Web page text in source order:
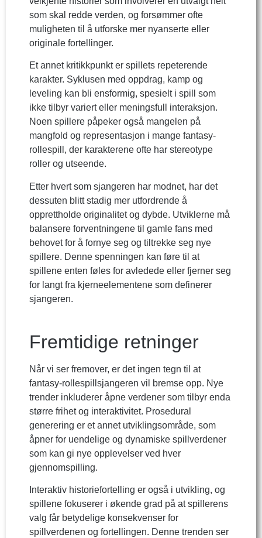
som skal redde verden, og forsømmer ofte
muligheten til å utforske mer nyanserte eller
originale fortellinger.
Et annet kritikkpunkt er spillets repeterende
karakter. Syklusen med oppdrag, kamp og
leveling kan bli ensformig, spesielt i spill som
ikke tilbyr variert eller meningsfull interaksjon.
Noen spillere påpeker også mangelen på
mangfold og representasjon i mange fantasy-
rollespill, der karakterene ofte har stereotype
roller og utseende.
Etter hvert som sjangeren har modnet, har det
dessuten blitt stadig mer utfordrende å
opprettholde originalitet og dybde. Utviklerne må
balansere forventningene til gamle fans med
behovet for å fornye seg og tiltrekke seg nye
spillere. Denne spenningen kan føre til at
spillene enten føles for avledede eller fjerner seg
for langt fra kjerneelementene som definerer
sjangeren.
Fremtidige retninger
Når vi ser fremover, er det ingen tegn til at
fantasy-rollespillsjangeren vil bremse opp. Nye
trender inkluderer åpne verdener som tilbyr enda
større frihet og interaktivitet. Prosedural
generering er et annet utviklingsområde, som
åpner for uendelige og dynamiske spillverdener
som kan gi nye opplevelser ved hver
gjennomspilling.
Interaktiv historiefortelling er også i utvikling, og
spillene fokuserer i økende grad på at spillerens
valg får betydelige konsekvenser for
spillverdenen og fortellingen. Denne trenden ser